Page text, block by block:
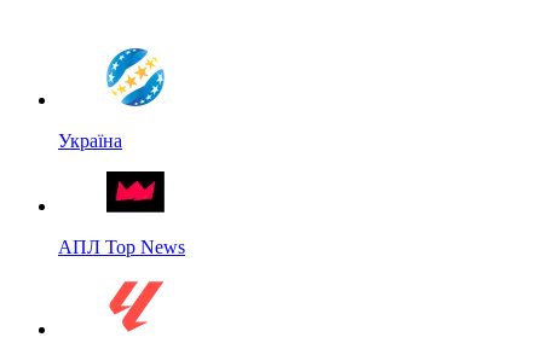
Україна
АПЛ Top News